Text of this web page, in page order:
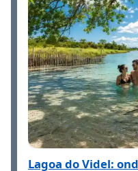
Lagoa do Videl: